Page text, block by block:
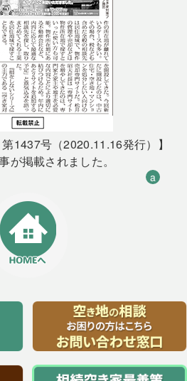
1437号（2020.11.16発行）】
が掲載されました。
a